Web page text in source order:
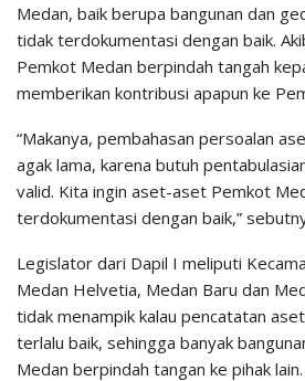
Medan, baik berupa bangunan dan
tidak terdokumentasi dengan baik.
Pemkot Medan berpindah tangah
memberikan kontribusi apapun ke
“Makanya, pembahasan persoalan
agak lama, karena butuh
valid. Kita ingin aset-aset Pemkot
terdokumentasi dengan baik,”
Legislator dari Dapil I meliputi
Medan Helvetia, Medan Baru dan
tidak menampik kalau pencatatan
terlalu baik, sehingga banyak
Medan berpindah tangan ke pihak lain.